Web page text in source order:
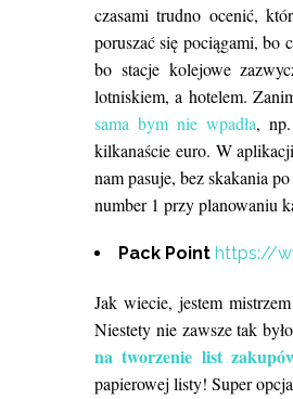
czasami trudno ocenić,
poruszać się pociągami, bo
bo stacje kolejowe
lotniskiem, a hotelem.
sama bym nie wpadła,
kilkanaście euro. W
nam pasuje, bez skakania
number 1 przy planowaniu
Pack Point https://
Jak wiecie, jestem
Niestety nie zawsze tak
na tworzenie list
papierowej listy! Super